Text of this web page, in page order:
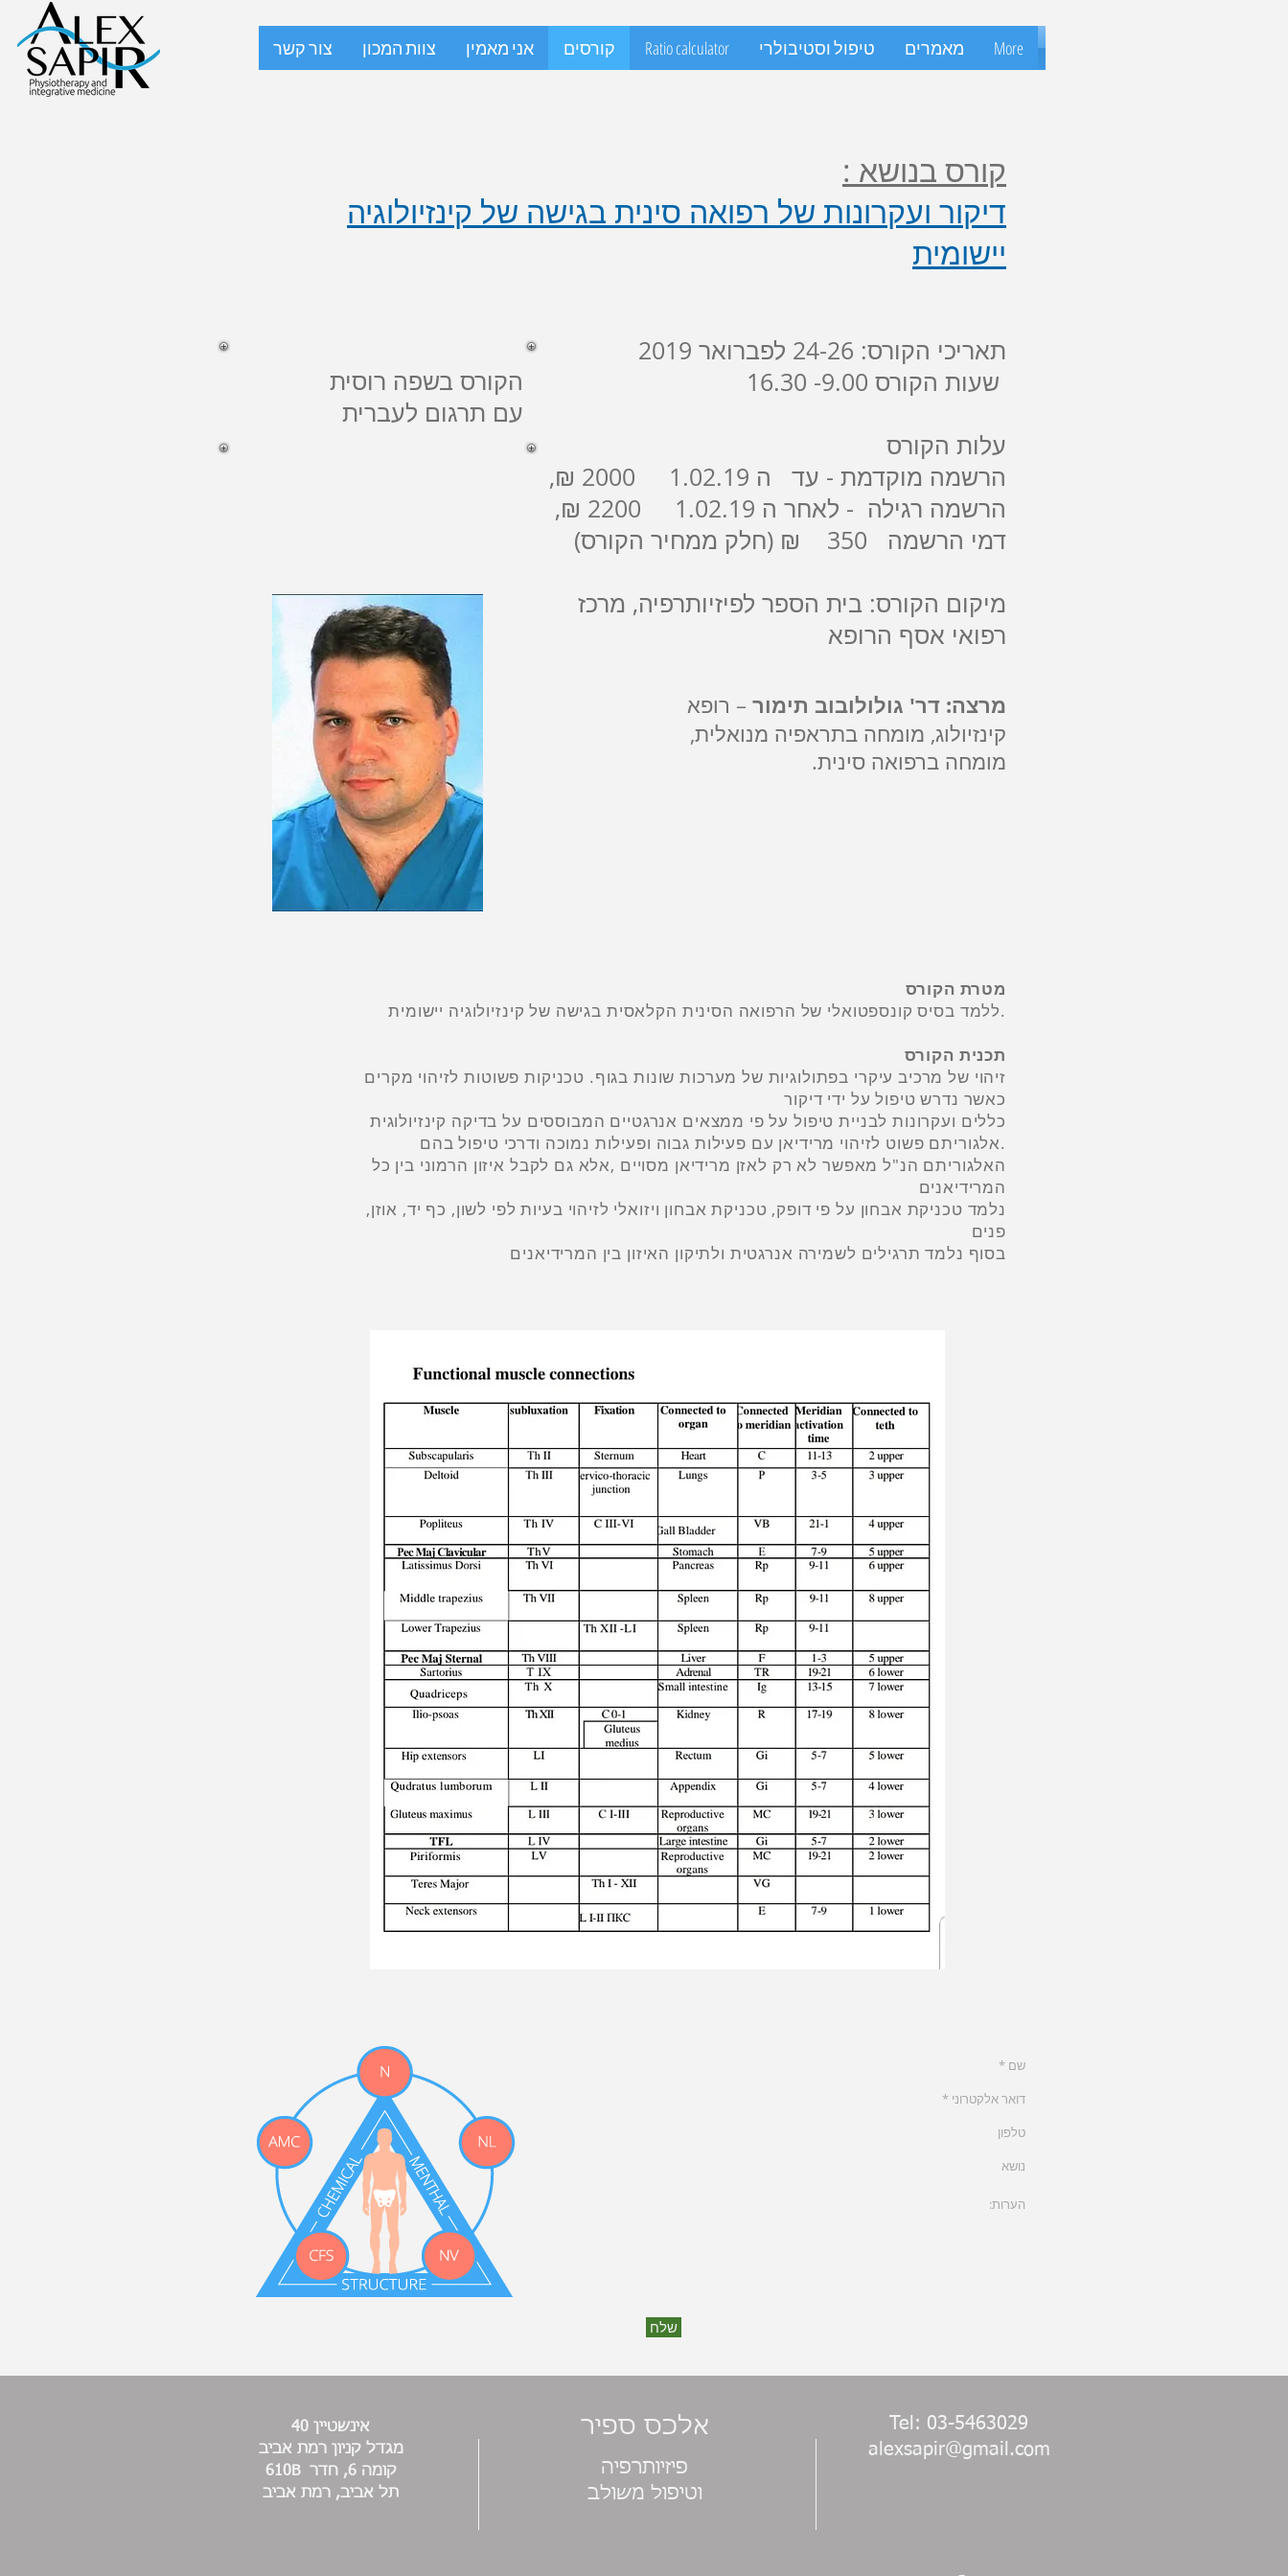
צור קשר צוות המכון אני מאמין קורסים Ratio calculator טיפול וסטיבולרי מאמרים More
קורס בנושא :
דיקור ועקרונות של רפואה סינית בגישה של קינזיולוגיה
יישומית
הקורס בשפה רוסית
עם תרגום לעברית
תאריכי הקורס: 24-26 לפברואר 2019
שעות הקורס 9.00- 16.30
עלות הקורס
הרשמה מוקדמת - עד ה 1.02.19 2000 ₪,
הרשמה רגילה - לאחר ה 1.02.19 2200 ₪,
דמי הרשמה 350 ₪ (חלק ממחיר הקורס)
מיקום הקורס: בית הספר לפיזיותרפיה, מרכז
רפואי אסף הרופא
מרצה: דר' גולולובוב תימור – רופא
קינזיולוג, מומחה בתראפיה מנואלית,
מומחה ברפואה סינית.
מטרת הקורס
ללמד בסיס קונספטואלי של הרפואה הסינית הקלאסית בגישה של קינזיולוגיה יישומית.
תכנית הקורס
זיהוי של מרכיב עיקרי בפתולוגיות של מערכות שונות בגוף. טכניקות פשוטות לזיהוי מקרים
כאשר נדרש טיפול על ידי דיקור
כללים ועקרונות לבניית טיפול על פי ממצאים אנרגטיים המבוססים על בדיקה קינזיולוגית
אלגוריתם פשוט לזיהוי מרידיאן עם פעילות גבוה ופעילות נמוכה ודרכי טיפול בהם.
האלגוריתם הנ"ל מאפשר לא רק לאזן מרידיאן מסויים ,אלא גם לקבל איזון הרמוני בין כל
המרידיאנים
נלמד טכניקת אבחון על פי דופק, טכניקת אבחון ויזואלי לזיהוי בעיות לפי לשון, כף יד, אוזן,
פנים
בסוף נלמד תרגילים לשמירה אנרגטית ולתיקון האיזון בין המרידיאנים
שלח
אינשטיין 40
מגדל קניון רמת אביב
קומה 6, חדר 610B
תל אביב, רמת אביב
אלכס ספיר
פיזיותרפיה
וטיפול משולב
Tel: 03-5463029
alexsapir@gmail.com